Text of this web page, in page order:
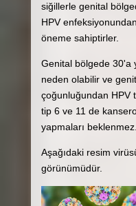
siğillerle genital
HPV
öneme sahiptirler.
Genital bölgede 30'a
neden olabilir ve
çoğunluğundan HPV
tip 6 ve 11 de
yapmaları beklenmez.
Aşağıdaki resim
görünümüdür.